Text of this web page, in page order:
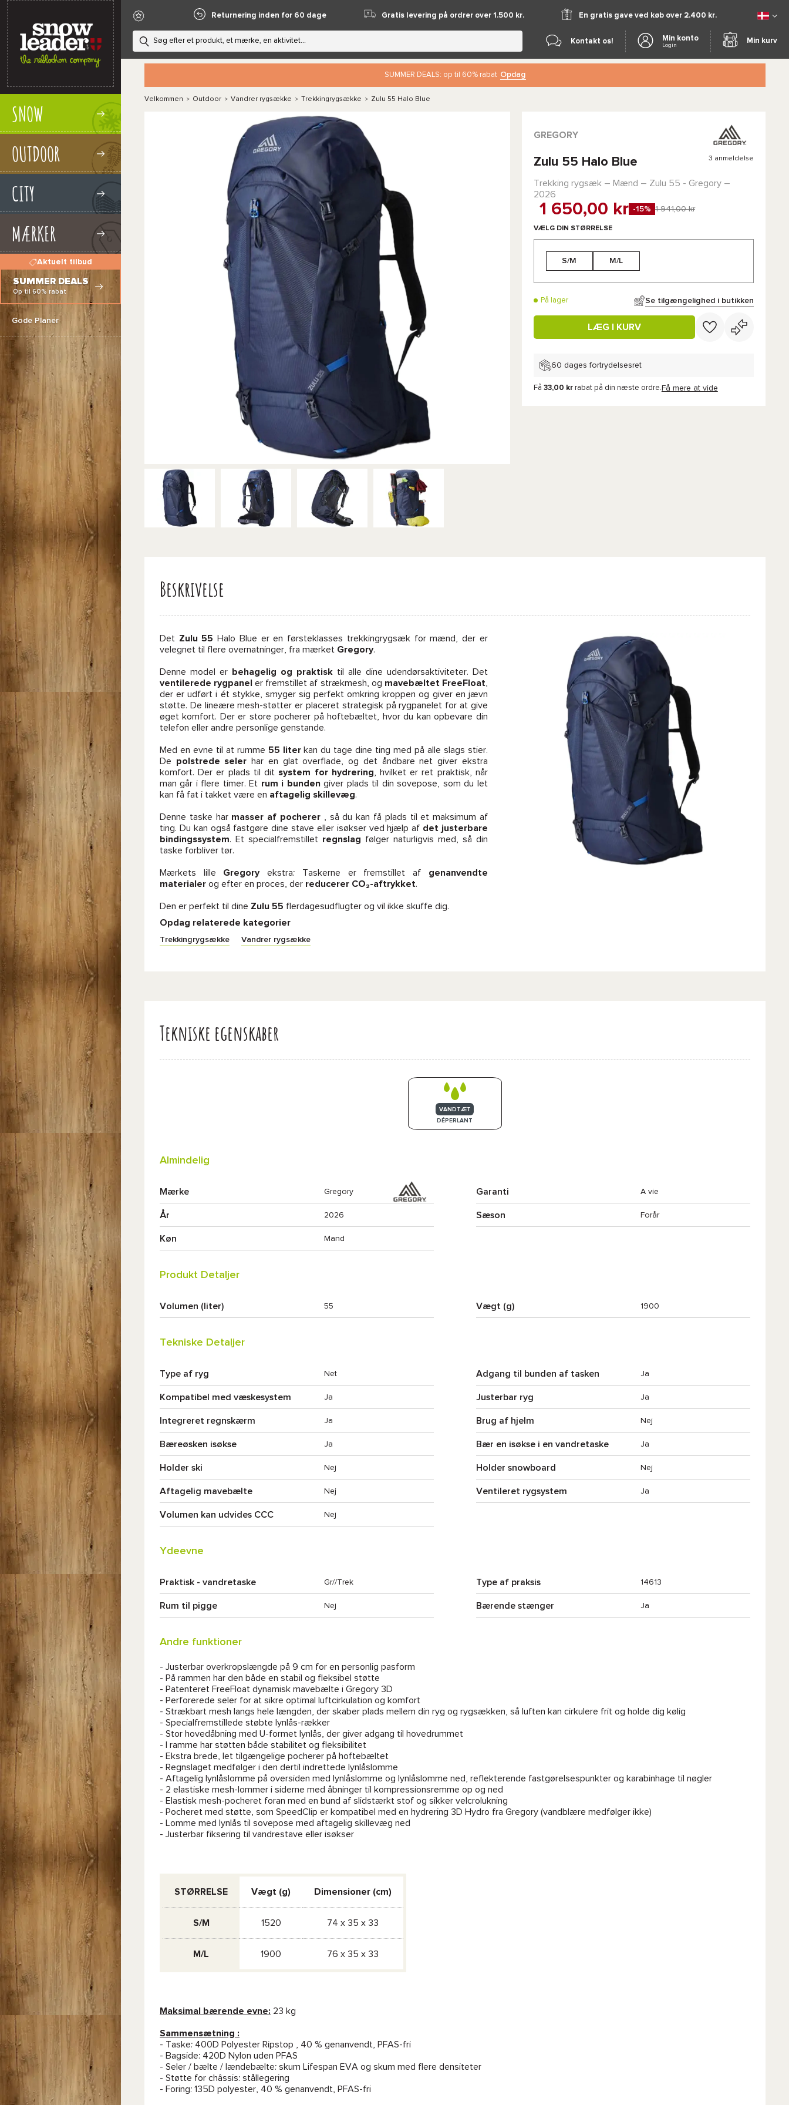
SNOW
OUTDOOR
CITY
MÆRKER
Aktuelt tilbud
SUMMER DEALS
Op til 60% rabat
Gode Planer
Returnering inden for 60 dage Gratis levering på ordrer over 1.500 kr. En gratis gave ved køb over 2.400 kr.
Kontakt os! Min konto
Login
Min kurv
SUMMER DEALS: op til 60% rabat Opdag
Velkommen > Outdoor > Vandrer rygsække > Trekkingrygsække > Zulu 55 Halo Blue
GREGORY
Zulu 55 Halo Blue 3 anmeldelse
Trekking rygsæk – Mænd – Zulu 55 - Gregory–
2026
1 650,00 kr -15% 1 941,00 kr
VÆLG DIN STØRRELSE
S/M M/L
På lager Se tilgængelighed i butikken
LÆG I KURV
60 dages fortrydelsesret
Få 33,00 kr rabat på din næste ordre. Få mere at vide
Beskrivelse
Det Zulu 55 Halo Blue er en førsteklasses trekkingrygsæk for mænd, der er
velegnet til flere overnatninger, fra mærket Gregory.
Denne model erbehagelig og praktisk til alle dine udendørsaktiviteter. Det
ventilerede rygpanel er fremstillet af strækmesh, og mavebæltet FreeFloat
der er udført i ét stykke, smyger sig perfekt omkring kroppen og giver en jævn
støtte. De lineære mesh-støtter er placeret strategisk på rygpanelet for at give
øget komfort. Der er store pocherer på hoftebæltet, hvor du kan opbevare din
telefon eller andre personlige genstande.
Med en evne til at rumme 55 literkan du tage dine ting med på alle slags stier.
De polstrede seler har en glat overflade, og det åndbare net giver ekstra
komfort. Der er plads til dit system for hydrering , hvilket er ret praktisk, når
man går i flere timer. Et rum i bunden giver plads til din sovepose, som du let
kan få fat i takket være en aftagelig skillevæg.
Denne taske har masser af pocherer, så du kan få plads til et maksimum af
ting. Du kan også fastgøre dine stave eller isøkser ved hjælp af det justerbare
bindingssystem. Et specialfremstillet regnslag følger naturligvis med, så din
taske forbliver tør.
Mærkets lille Gregoryekstra: Taskerne er fremstillet af genanvendte
materialer og efter en proces, der reducerer CO₂-aftrykket.
Den er perfekt til dine Zulu 55 flerdagesudflugter og vil ikke skuffe dig.
Opdag relaterede kategorier
Trekkingrygsække Vandrer rygsække
Tekniske egenskaber
VANDTÆT
DÉPERLANT
Almindelig
Mærke Gregory Garanti A vie
År 2026 Sæson Forår
Køn Mand
Produkt Detaljer
Volumen (liter) 55 Vægt (g) 1900
Tekniske Detaljer
Type af ryg Net Adgang til bunden af tasken Ja
Kompatibel med væskesystem Ja Justerbar ryg Ja
Integreret regnskærm Ja Brug af hjelm Nej
Bæreøsken isøkse Ja Bær en isøkse i en vandretaske Ja
Holder ski Nej Holder snowboard Nej
Aftagelig mavebælte Nej Ventileret rygsystem Ja
Volumen kan udvides CCC Nej
Ydeevne
Praktisk - vandretaske Gr//Trek Type af praksis 14613
Rum til pigge Nej Bærende stænger Ja
Andre funktioner
- Justerbar overkropslængde på 9 cm for en personlig pasform
- På rammen har den både en stabil og fleksibel støtte
- Patenteret FreeFloat dynamisk mavebælte i Gregory 3D
- Perforerede seler for at sikre optimal luftcirkulation og komfort
- Strækbart mesh langs hele længden, der skaber plads mellem din ryg og rygsækken, så luften kan cirkulere frit og holde dig kølig
- Specialfremstillede støbte lynlås-rækker
- Stor hovedåbning med U-formet lynlås, der giver adgang til hovedrummet
- I ramme har støtten både stabilitet og fleksibilitet
- Ekstra brede, let tilgængelige pocherer på hoftebæltet
- Regnslaget medfølger i den dertil indrettede lynlåslomme
- Aftagelig lynlåslomme på oversiden med lynlåslomme og lynlåslomme ned, reflekterende fastgørelsespunkter og karabinhage til nøgler
- 2 elastiske mesh-lommer i siderne med åbninger til kompressionsremme op og ned
- Elastisk mesh-pocheret foran med en bund af slidstærkt stof og sikker velcrolukning
- Pocheret med støtte, som SpeedClip er kompatibel med en hydrering 3D Hydro fra Gregory (vandblære medfølger ikke)
- Lomme med lynlås til sovepose med aftagelig skillevæg ned
- Justerbar fiksering til vandrestave eller isøkser
STØRRELSE Vægt (g) Dimensioner (cm)
S/M 1520 74 x 35 x 33
M/L 1900 76 x 35 x 33
Maksimal bærende evne: 23 kg
Sammensætning :
- Taske: 400D Polyester Ripstop , 40 % genanvendt, PFAS-fri
- Bagside: 420D Nylon uden PFAS
- Seler / bælte / lændebælte: skum Lifespan EVA og skum med flere densiteter
- Støtte for châssis: stållegering
- Foring: 135D polyester, 40 % genanvendt, PFAS-fri